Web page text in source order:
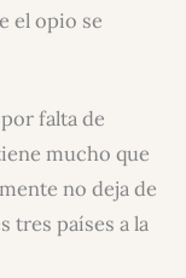
el opio se
falta de
mucho que
no deja de
tres países a la